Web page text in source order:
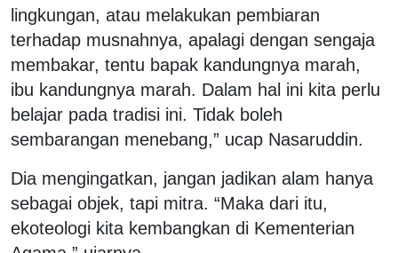
lingkungan, atau melakukan pembiaran
terhadap musnahnya, apalagi dengan sengaja
membakar, tentu bapak kandungnya marah,
ibu kandungnya marah. Dalam hal ini kita perlu
belajar pada tradisi ini. Tidak boleh
sembarangan menebang,” ucap Nasaruddin.
Dia mengingatkan, jangan jadikan alam hanya
sebagai objek, tapi mitra. “Maka dari itu,
ekoteologi kita kembangkan di Kementerian